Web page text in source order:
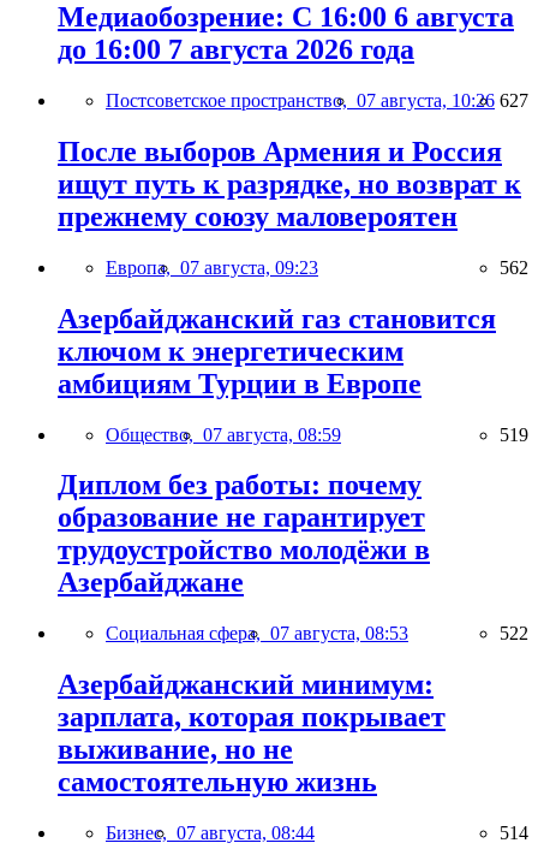
Медиаобозрение: С 16:00 6 августа
до 16:00 7 августа 2026 года
Постсоветское пространство, 07 августа, 10:26 627
После выборов Армения и Россия
ищут путь к разрядке, но возврат к
прежнему союзу маловероятен
Европа, 07 августа, 09:23 562
Азербайджанский газ становится
ключом к энергетическим
амбициям Турции в Европе
Общество, 07 августа, 08:59 519
Диплом без работы: почему
образование не гарантирует
трудоустройство молодёжи в
Азербайджане
Социальная сфера, 07 августа, 08:53 522
Азербайджанский минимум:
зарплата, которая покрывает
выживание, но не
самостоятельную жизнь
Бизнес, 07 августа, 08:44 514